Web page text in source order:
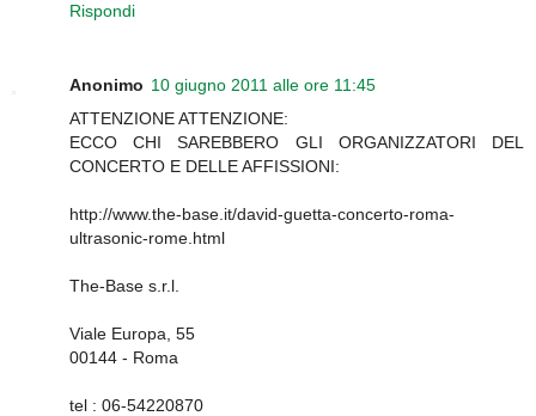
Rispondi
Anonimo 10 giugno 2011 alle ore 11:45
ATTENZIONE ATTENZIONE:
ECCO CHI SAREBBERO GLI ORGANIZZATORI DEL
CONCERTO E DELLE AFFISSIONI:
http://www.the-base.it/david-guetta-concerto-roma-
ultrasonic-rome.html
The-Base s.r.l.
Viale Europa, 55
00144 - Roma
tel : 06-54220870